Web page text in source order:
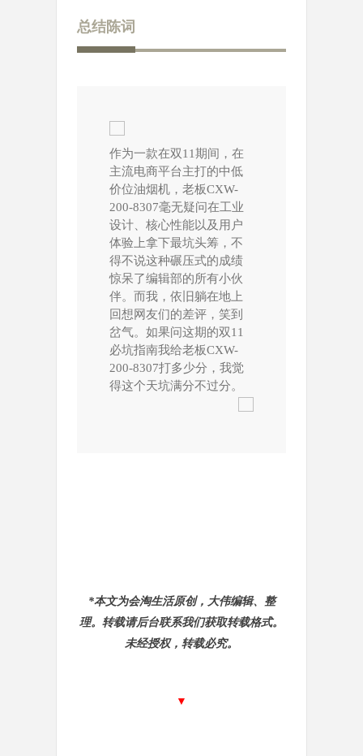
总结陈词
作为一款在双11期间，在
主流电商平台主打的中低
价位油烟机，老板CXW-
200-8307毫无疑问在工业
设计、核心性能以及用户
体验上拿下最坑头筹，不
得不说这种碾压式的成绩
惊呆了编辑部的所有小伙
伴。而我，依旧躺在地上
回想网友们的差评，笑到
岔气。如果问这期的双11
必坑指南我给老板CXW-
200-8307打多少分，我觉
得这个天坑满分不过分。
*本文为会淘生活原创，大伟编辑、整
理。转载请后台联系我们获取转载格式。
未经授权，转载必究。
▼